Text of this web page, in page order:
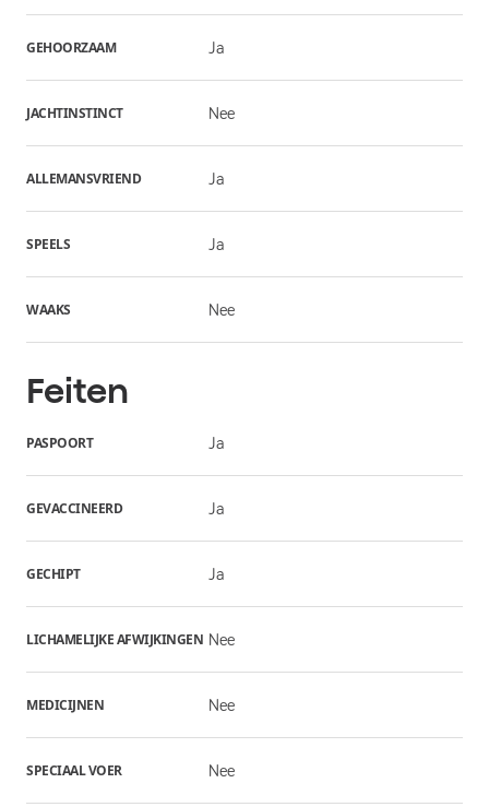
GEHOORZAAM Ja
JACHTINSTINCT Nee
ALLEMANSVRIEND Ja
SPEELS Ja
WAAKS Nee
Feiten
PASPOORT Ja
GEVACCINEERD Ja
GECHIPT Ja
LICHAMELIJKE AFWIJKINGEN Nee
MEDICIJNEN Nee
SPECIAAL VOER Nee